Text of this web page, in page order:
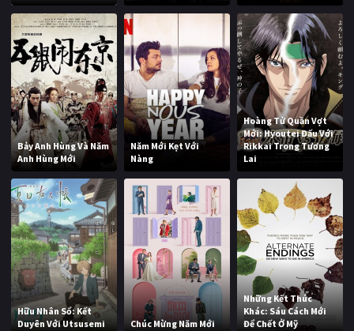
Bảy Anh Hùng Và Năm
Anh Hùng Mới
Năm Mới Kẹt Với
Nàng
Hoàng Tử Quần Vợt
Mới: Hyoutei Đấu Với
Rikkai Trong Tương
Lai
Hữu Nhân Sổ: Kết
Duyên Với Utsusemi
Chúc Mừng Năm Mới
Những Kết Thúc
Khác: Sáu Cách Mới
Để Chết Ở Mỹ